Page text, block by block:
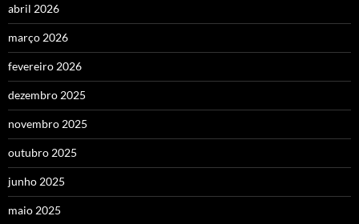
abril 2026
março 2026
fevereiro 2026
dezembro 2025
novembro 2025
outubro 2025
junho 2025
maio 2025